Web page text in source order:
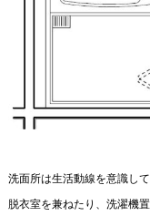
洗面所は生活動線を意識し
脱衣室を兼ねたり、洗濯機